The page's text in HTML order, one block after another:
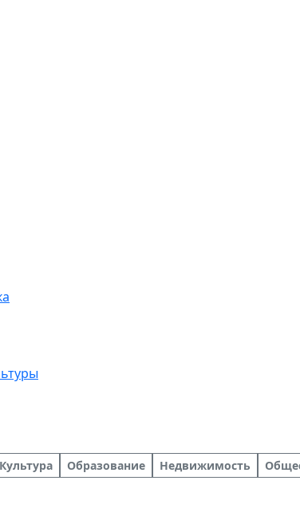
Культура Образование Недвижимость